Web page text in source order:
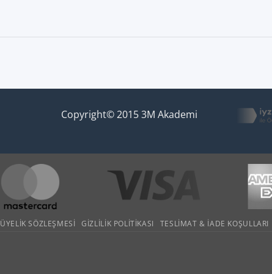
Copyright© 2015 3M Akademi
ÜYELIK SÖZLEŞMESI GIZLILIK POLITIKASI TESLIMAT & İADE KOŞULLARI